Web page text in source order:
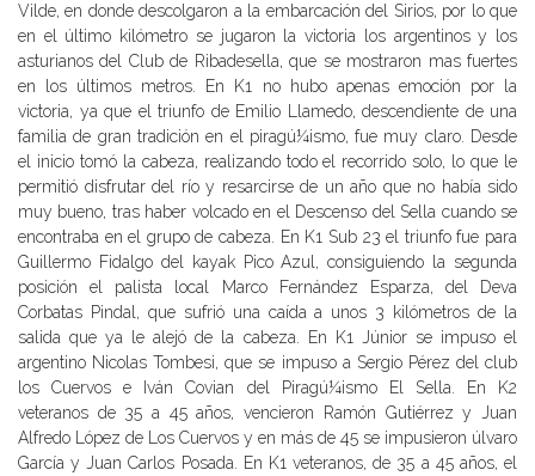
Vilde, en donde descolgaron a la embarcación del Sirios, por lo que
en el último kilómetro se jugaron la victoria los argentinos y los
asturianos del Club de Ribadesella, que se mostraron mas fuertes
en los últimos metros. En K1 no hubo apenas emoción por la
victoria, ya que el triunfo de Emilio Llamedo, descendiente de una
familia de gran tradición en el piragú¼ismo, fue muy claro. Desde
el inicio tomó la cabeza, realizando todo el recorrido solo, lo que le
permitió disfrutar del río y resarcirse de un año que no había sido
muy bueno, tras haber volcado en el Descenso del Sella cuando se
encontraba en el grupo de cabeza. En K1 Sub 23 el triunfo fue para
Guillermo Fidalgo del kayak Pico Azul, consiguiendo la segunda
posición el palista local Marco Fernández Esparza, del Deva
Corbatas Pindal, que sufrió una caída a unos 3 kilómetros de la
salida que ya le alejó de la cabeza. En K1 Júnior se impuso el
argentino Nicolas Tombesi, que se impuso a Sergio Pérez del club
los Cuervos e Iván Covian del Piragú¼ismo El Sella. En K2
veteranos de 35 a 45 años, vencieron Ramón Gutiérrez y Juan
Alfredo López de Los Cuervos y en más de 45 se impusieron úlvaro
García y Juan Carlos Posada. En K1 veteranos, de 35 a 45 años, el